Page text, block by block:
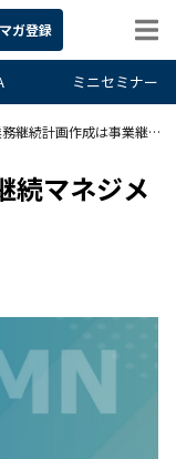
ガ登録
ミニセミナー
続マネジメ
続計画作成は事業継続マネジメント（BCM）の理解から